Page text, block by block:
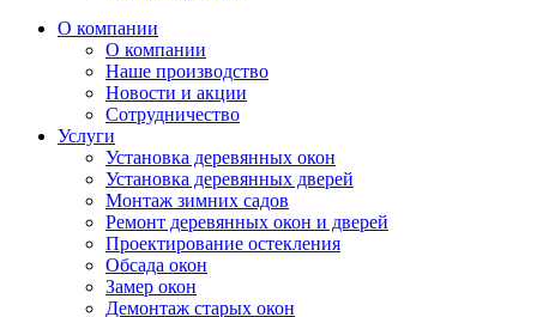
О компании
О компании
Наше производство
Новости и акции
Сотрудничество
Услуги
Установка деревянных окон
Установка деревянных дверей
Монтаж зимних садов
Ремонт деревянных окон и дверей
Проектирование остекления
Обсада окон
Замер окон
Демонтаж старых окон